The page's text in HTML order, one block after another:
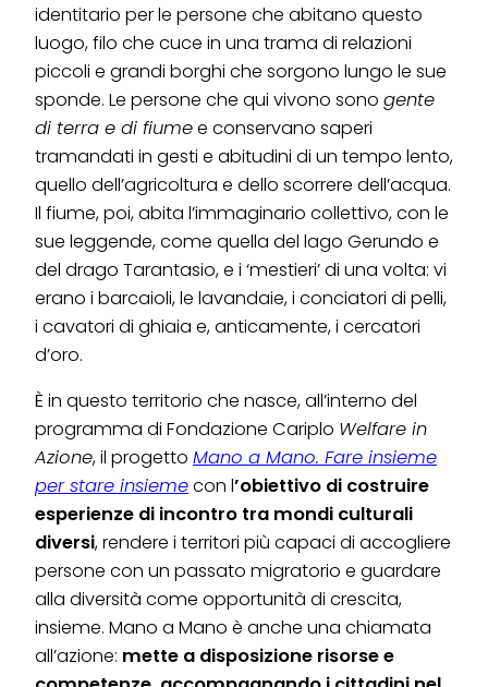
identitario per le persone che abitano questo
luogo, filo che cuce in una trama di relazioni
piccoli e grandi borghi che sorgono lungo le sue
sponde. Le persone che qui vivono sono gente
di terra e di fiumee conservano saperi
tramandati in gesti e abitudini di un tempo lento,
quello dell’agricoltura e dello scorrere dell’acqua.
Il fiume, poi, abita l’immaginario collettivo, con le
sue leggende, come quella del lago Gerundo e
del drago Tarantasio, e i ‘mestieri’ di una volta: vi
erano i barcaioli, le lavandaie, i conciatori di pelli,
i cavatori di ghiaia e, anticamente, i cercatori
d’oro.
È in questo territorio che nasce, all’interno del
programma di Fondazione Cariplo Welfare in
Azione, il progetto Mano a Mano. Fare insieme
per stare insiemecon l’obiettivo di costruire
esperienze di incontro tra mondi culturali
diversi, rendere i territori più capaci di accogliere
persone con un passato migratorio e guardare
alla diversità come opportunità di crescita,
insieme. Mano a Mano è anche una chiamata
all’azione: mette a disposizione risorse e